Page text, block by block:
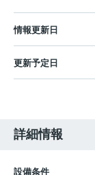
情報更新日
更新予定日
詳細情報
設備条件